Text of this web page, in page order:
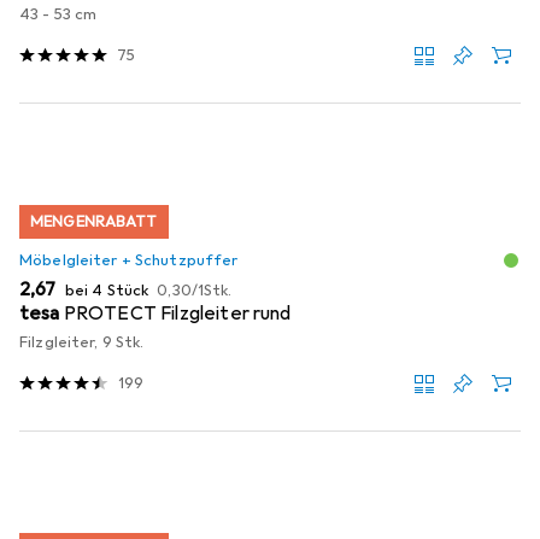
43 - 53 cm
75
MENGENRABATT
Möbelgleiter + Schutzpuffer
EUR
2,67 bei 4 Stück EUR
0,30/1Stk.
tesa PROTECT Filzgleiter rund
Filzgleiter, 9 Stk.
199